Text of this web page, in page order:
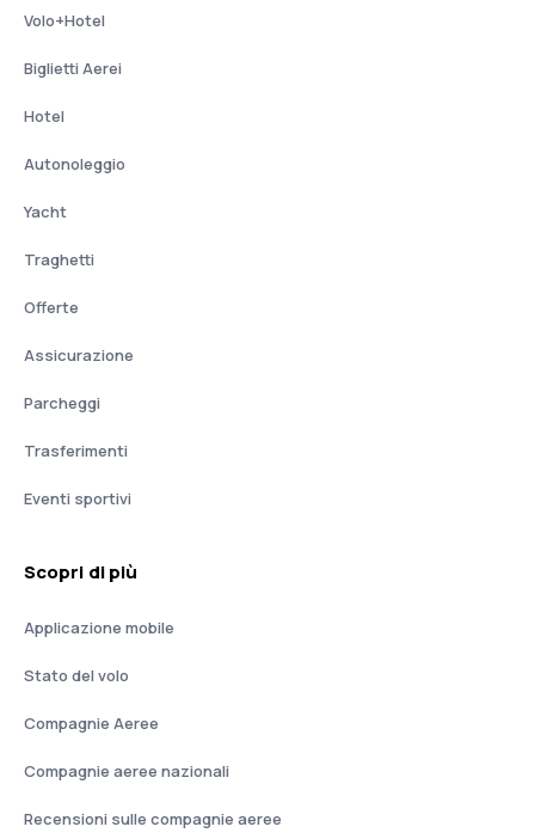
Volo+Hotel
Biglietti Aerei
Hotel
Autonoleggio
Yacht
Traghetti
Offerte
Assicurazione
Parcheggi
Trasferimenti
Eventi sportivi
Scopri di più
Applicazione mobile
Stato del volo
Compagnie Aeree
Compagnie aeree nazionali
Recensioni sulle compagnie aeree